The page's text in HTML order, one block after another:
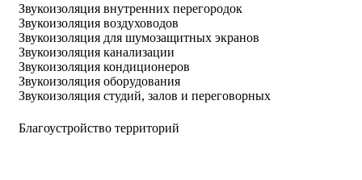
Звукоизоляция внутренних перегородок
Звукоизоляция воздуховодов
Звукоизоляция для шумозащитных экранов
Звукоизоляция канализации
Звукоизоляция кондиционеров
Звукоизоляция оборудования
Звукоизоляция студий, залов и переговорных
Благоустройство территорий